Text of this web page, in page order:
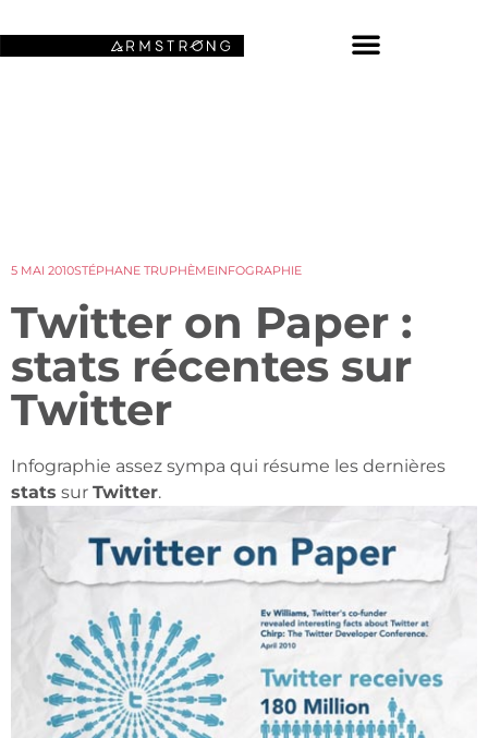
5 MAI 2010STÉPHANE TRUPHÈMEINFOGRAPHIE
Twitter on Paper :
stats récentes sur
Twitter
Infographie assez sympa qui résume les dernières
stats sur Twitter.